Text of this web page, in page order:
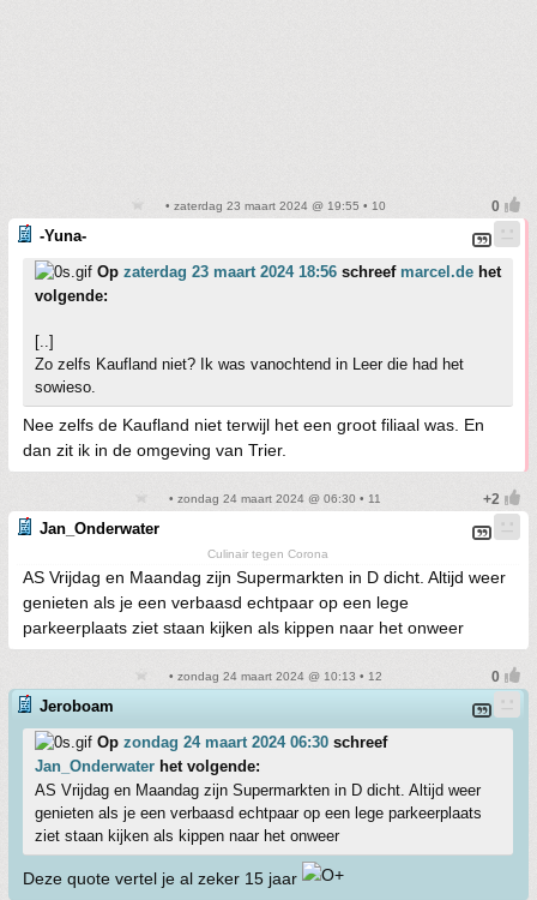
• zaterdag 23 maart 2024 @ 19:55 • 10
-Yuna-
Op zaterdag 23 maart 2024 18:56 schreef marcel.de het
volgende:
[..]
Zo zelfs Kaufland niet? Ik was vanochtend in Leer die had het
sowieso.
Nee zelfs de Kaufland niet terwijl het een groot filiaal was. En
dan zit ik in de omgeving van Trier.
• zondag 24 maart 2024 @ 06:30 • 11
Jan_Onderwater
Culinair tegen Corona
AS Vrijdag en Maandag zijn Supermarkten in D dicht. Altijd weer
genieten als je een verbaasd echtpaar op een lege
parkeerplaats ziet staan kijken als kippen naar het onweer
• zondag 24 maart 2024 @ 10:13 • 12
Jeroboam
Op zondag 24 maart 2024 06:30 schreef
Jan_Onderwater het volgende:
AS Vrijdag en Maandag zijn Supermarkten in D dicht. Altijd weer
genieten als je een verbaasd echtpaar op een lege parkeerplaats
ziet staan kijken als kippen naar het onweer
Deze quote vertel je al zeker 15 jaar